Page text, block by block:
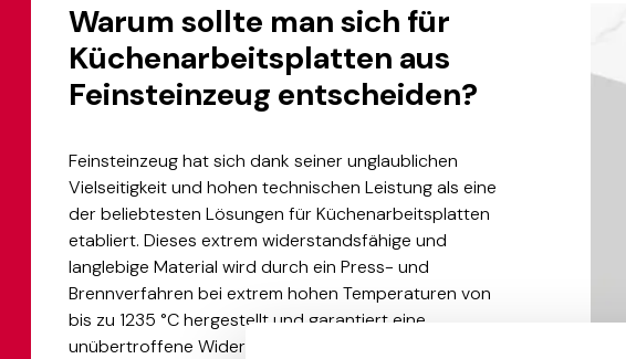
Warum sollte man sich für
Küchenarbeitsplatten aus
Feinsteinzeug entscheiden?
Feinsteinzeug hat sich dank seiner unglaublichen
Vielseitigkeit und hohen technischen Leistung als eine
der beliebtesten Lösungen für Küchenarbeitsplatten
etabliert. Dieses extrem widerstandsfähige und
langlebige Material wird durch ein Press- und
Brennverfahren bei extrem hohen Temperaturen von
bis zu 1235 °C hergestellt und garantiert eine
unübertroffene Widerstandsfähigkeit gegen Flecken,